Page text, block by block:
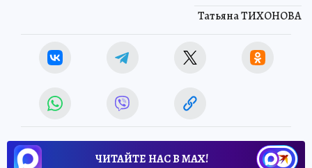
Татьяна ТИХОНОВА
ЧИТАЙТЕ НАС В МАХ!